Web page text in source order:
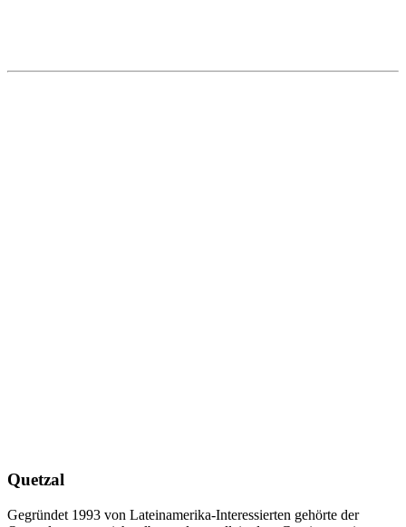
Quetzal
Gegründet 1993 von Lateinamerika-Interessierten gehörte der